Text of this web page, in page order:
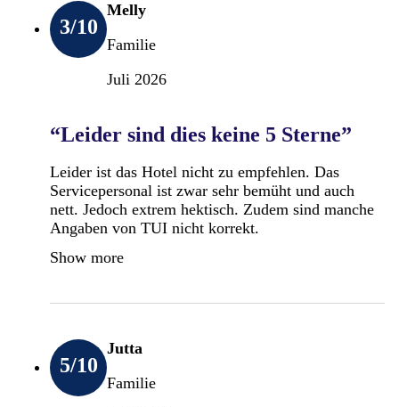
3/10
Melly
Familie
Juli 2026
“Leider sind dies keine 5 Sterne”
Leider ist das Hotel nicht zu empfehlen. Das
Servicepersonal ist zwar sehr bemüht und auch
nett. Jedoch extrem hektisch. Zudem sind manche
Angaben von TUI nicht korrekt.
Show more
5/10
Jutta
Familie